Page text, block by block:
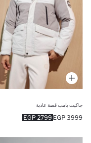
جاكيت بامب قصة عادية
2799 EGP 3999 EGP